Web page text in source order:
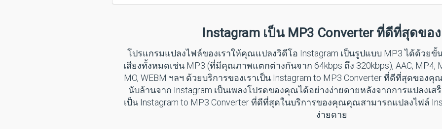
Instagram เป็น MP3 Converter ที่ดีที่สุดขอ
โปรแกรมแปลงไฟล์ของเราให้คุณแปลงวิดีโอ Instagram เป็นรูปแบบ MP3 ได้ด้วยขั้
เสียงทั้งหมดเช่น MP3 (ที่มีคุณภาพแตกต่างกันจาก 64kbps ถึง 320kbps), AAC, MP4,
MO, WEBM ฯลฯ ด้วยบริการของเราเป็น Instagram to MP3 Converter ที่ดีที่สุดของ
นับล้านจาก Instagram เป็นเพลงโปรดของคุณได้อย่างง่ายดายหลังจากการแปลงเส
เป็น Instagram to MP3 Converter ที่ดีที่สุดในบริการของคุณคุณสามารถแปลงไฟล์
ง่ายดาย